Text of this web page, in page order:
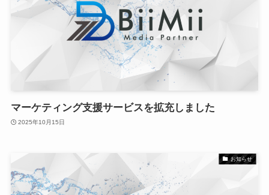
マーケティング支援サービスを拡充しました
2025年10月15日
お知らせ